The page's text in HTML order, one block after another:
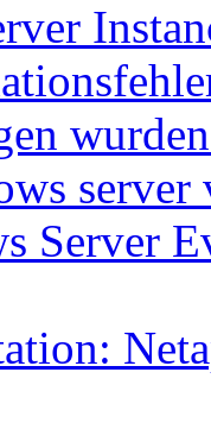
server
Server